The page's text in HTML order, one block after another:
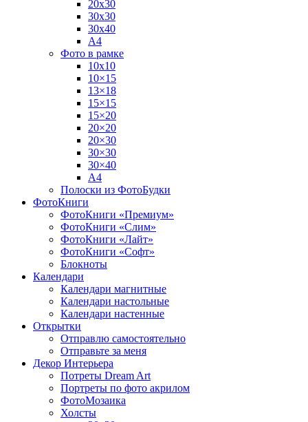
20х30
30х30
30х40
А4
Фото в рамке
10х10
10×15
13×18
15×15
15×20
20×20
20×30
30×30
30×40
A4
Полоски из ФотоБудки
ФотоКниги
ФотоКниги «Премиум»
ФотоКниги «Слим»
ФотоКниги «Лайт»
ФотоКниги «Софт»
Блокноты
Календари
Календари магнитные
Календари настольные
Календари настенные
Открытки
Отправлю самостоятельно
Отправьте за меня
Декор Интерьера
Потреты Dream Art
Портреты по фото акрилом
ФотоМозаика
Холсты